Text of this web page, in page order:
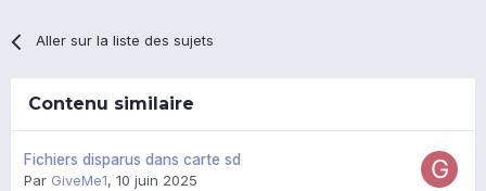
Aller sur la liste des sujets
Contenu similaire
Fichiers disparus dans carte sd
Par GiveMe1, 10 juin 2025